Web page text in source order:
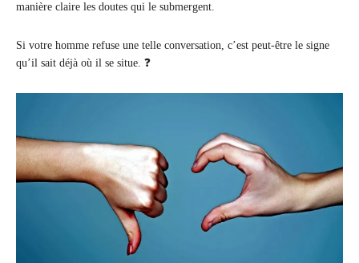
manière claire les doutes qui le submergent.
Si votre homme refuse une telle conversation, c’est peut-être le signe
qu’il sait déjà où il se situe. ❓